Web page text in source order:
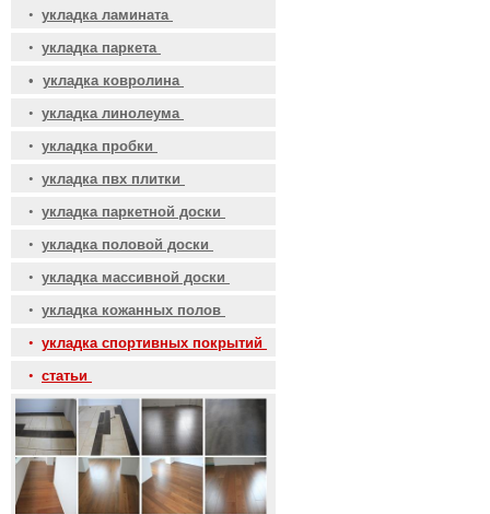
• укладка ламината
• укладка паркета
• укладка ковролина
• укладка линолеума
• укладка пробки
• укладка пвх плитки
• укладка паркетной доски
• укладка половой доски
• укладка массивной доски
• укладка кожанных полов
• укладка спортивных покрытий
• статьи